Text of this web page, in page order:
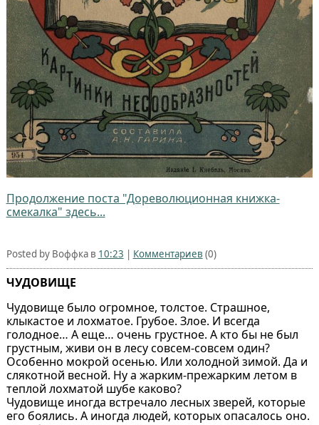
Продолжение поста "Дореволюционная книжка-
смекалка" здесь...
Posted by Воффка в 10:23 | Комментариев (0)
ЧУДОВИЩЕ
Чудовище было огромное, толстое. Страшное,
клыкастое и лохматое. Грубое. Злое. И всегда
голодное… А еще… очень грустное. А кто бы не был
грустным, живи он в лесу совсем-совсем один?
Особенно мокрой осенью. Или холодной зимой. Да и
слякотной весной. Ну а жарким-прежарким летом в
теплой лохматой шубе каково?
Чудовище иногда встречало лесных зверей, которые
его боялись. А иногда людей, которых опасалось оно.